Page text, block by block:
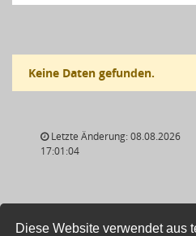
Diese Website verwendet aus
Keine Daten gefunden.
Letzte Änderung: 08.08.2026
17:01:04